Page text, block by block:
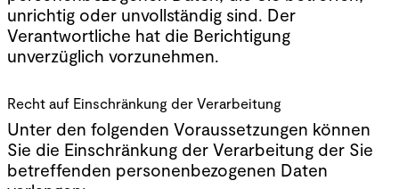
unrichtig oder unvollständig sind. Der
Verantwortliche hat die Berichtigung
unverzüglich vorzunehmen.
Recht auf Einschränkung der Verarbeitung
Unter den folgenden Voraussetzungen können
Sie die Einschränkung der Verarbeitung der Sie
betreffenden personenbezogenen Daten